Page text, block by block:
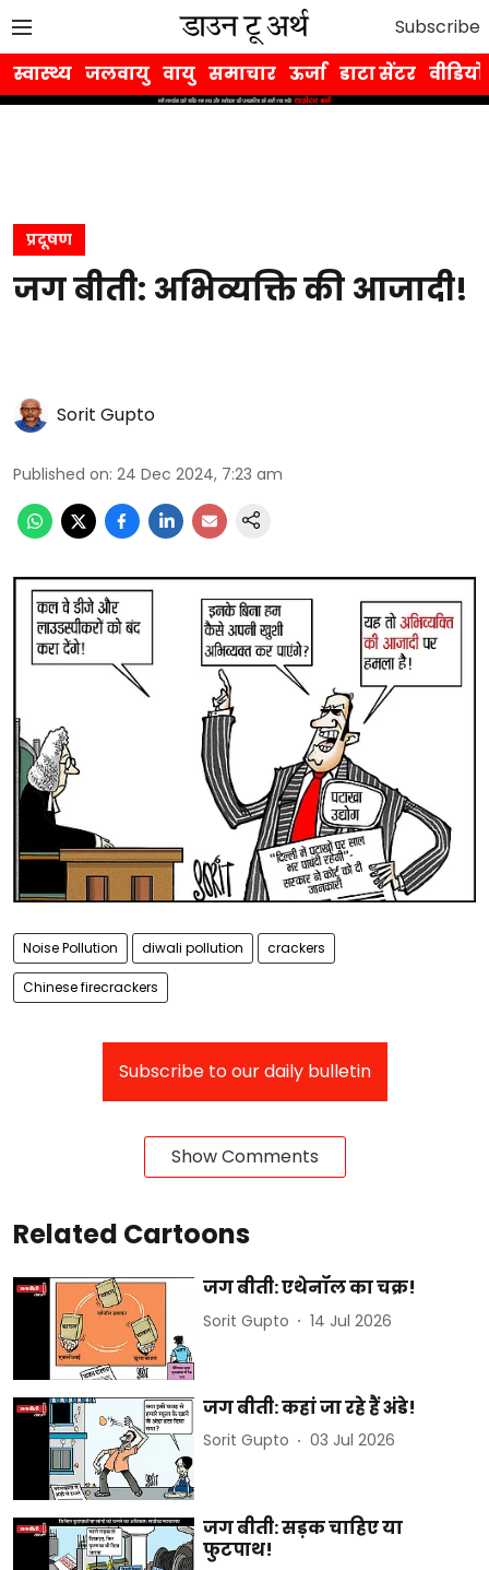
Subscribe
स्वास्थ्य जलवायु वायु समाचार ऊर्जा डाटा सेंटर वीडियो
प्रदूषण
जग बीती: अभिव्यक्ति की आजादी!
Sorit Gupto
Published on: 24 Dec 2024, 7:23 am
Noise Pollution diwali pollution crackers
Chinese firecrackers
Subscribe to our daily bulletin
Show Comments
Related Cartoons
जग बीती: एथेनॉल का चक्र!
Sorit Gupto 14 Jul 2026
जग बीती: कहां जा रहे हैं अंडे!
Sorit Gupto 03 Jul 2026
जग बीती: सड़क चाहिए या
फुटपाथ!